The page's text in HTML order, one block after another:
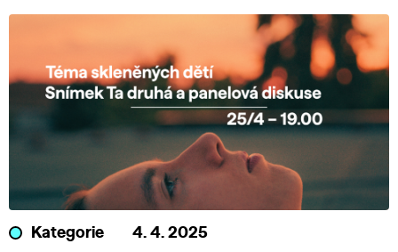
Kategorie 4. 4. 2025